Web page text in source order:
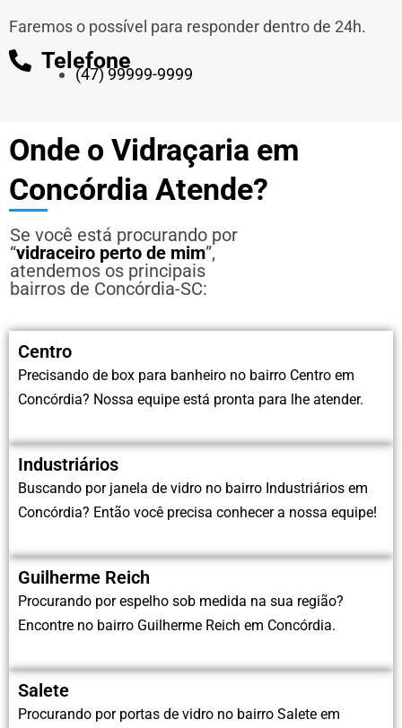
Faremos o possível para responder dentro de 24h.
Telefone
(47) 99999-9999
Onde o Vidraçaria em
Concórdia Atende?
Se você está procurando por
“vidraceiro perto de mim”,
atendemos os principais
bairros de Concórdia-SC:
Centro
Precisando de box para banheiro no bairro Centro em
Concórdia? Nossa equipe está pronta para lhe atender.
Industriários
Buscando por janela de vidro no bairro Industriários em
Concórdia? Então você precisa conhecer a nossa equipe!
Guilherme Reich
Procurando por espelho sob medida na sua região?
Encontre no bairro Guilherme Reich em Concórdia.
Salete
Procurando por portas de vidro no bairro Salete em